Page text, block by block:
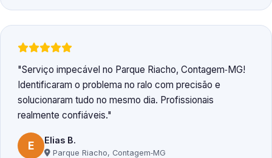
Serviço impecável no Parque Riacho, Contagem‑MG!
Identificaram o problema no ralo com precisão e
solucionaram tudo no mesmo dia. Profissionais
realmente confiáveis.
E Elias B.
Parque Riacho, Contagem‑MG